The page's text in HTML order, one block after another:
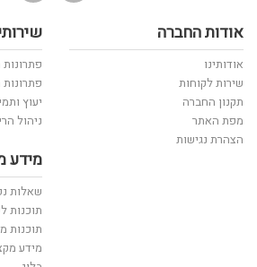
אודות החברה
אודותינו
שירות לקוחות
תקנון החברה
מפת האתר
הצהרת נגישות
יעוץ
ניהול
מידע
שאלות
תוכנות
תוכנות
מידע